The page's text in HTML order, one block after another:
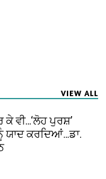
VIEW ALL
ਵੀ…‘ਲੋਹ ਪੁਰਸ਼’
ਕਰਦਿਆਂ…ਡਾ.